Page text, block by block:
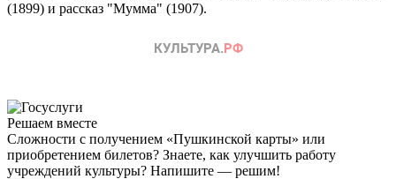
(1899) и рассказ "Мумма" (1907).
Решаем вместе
Сложности с получением «Пушкинской карты» или
приобретением билетов? Знаете, как улучшить работу
учреждений культуры? Напишите — решим!